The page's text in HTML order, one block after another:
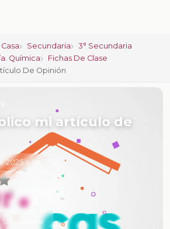
Secundaria
3° Secundaria
Química
Fichas De Clase
De Opinión
mi artículo de
a las 17:12
Sin calificar